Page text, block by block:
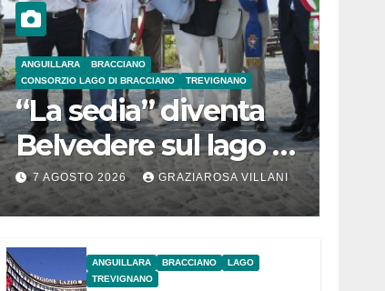
ANGUILLARA
BRACCIANO
CONSORZIO LAGO DI BRACCIANO
TREVIGNANO
“La sedia” diventa
Belvedere sul lago di
Bracciano: ieri
l’inaugurazione
7 AGOSTO 2026 GRAZIAROSA VILLANI
ANGUILLARA BRACCIANO
LAGO
TREVIGNANO